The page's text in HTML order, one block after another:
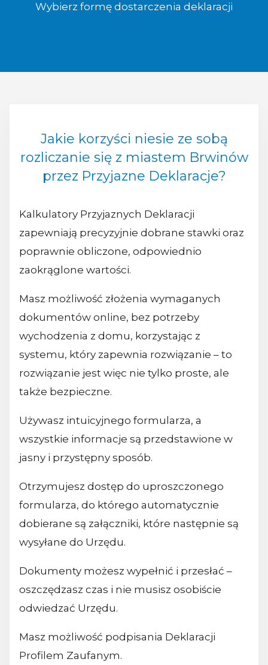
Wybierz formę dostarczenia deklaracji
Jakie korzyści niesie ze sobą
rozliczanie się z miastem Brwinów
przez Przyjazne Deklaracje?
Kalkulatory Przyjaznych Deklaracji
zapewniają precyzyjnie dobrane stawki oraz
poprawnie obliczone, odpowiednio
zaokrąglone wartości.
Masz możliwość złożenia wymaganych
dokumentów online, bez potrzeby
wychodzenia z domu, korzystając z
systemu, który zapewnia rozwiązanie – to
rozwiązanie jest więc nie tylko proste, ale
także bezpieczne.
Używasz intuicyjnego formularza, a
wszystkie informacje są przedstawione w
jasny i przystępny sposób.
Otrzymujesz dostęp do uproszczonego
formularza, do którego automatycznie
dobierane są załączniki, które następnie są
wysyłane do Urzędu.
Dokumenty możesz wypełnić i przesłać –
oszczędzasz czas i nie musisz osobiście
odwiedzać Urzędu.
Masz możliwość podpisania Deklaracji
Profilem Zaufanym.